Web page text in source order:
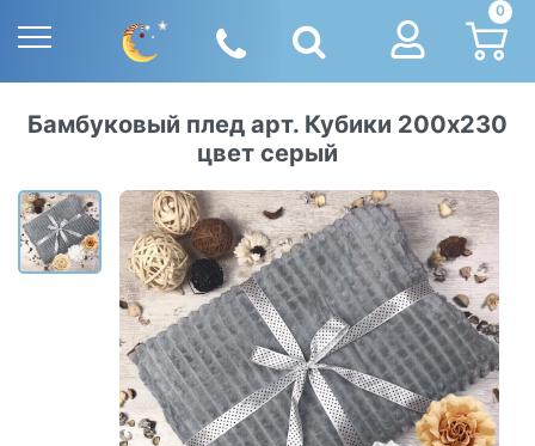
0
Бамбуковый плед арт. Кубики 200х230
цвет серый